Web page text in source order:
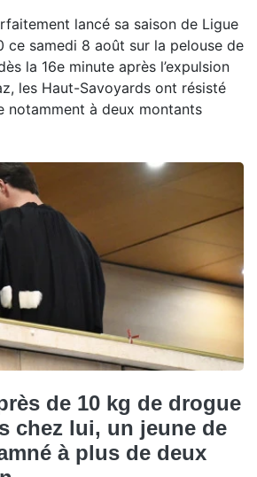
lancé sa saison de Ligue
ce samedi 8 août sur la pelouse de
la 16e minute après l’expulsion
les Haut-Savoyards ont résisté
notamment à deux montants
de 10 kg de drogue
chez lui, un jeune de
à plus de deux